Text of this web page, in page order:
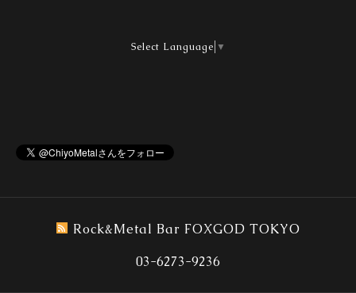
Select Language ▼
Rock&Metal Bar FOXGOD TOKYO
03-6273-9236